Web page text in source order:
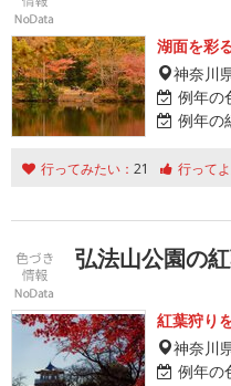
湖面を彩
神奈川
例年の
例年の
行ってみたい： 21 行って
弘法山公園の
紅葉狩り
神奈川
例年の